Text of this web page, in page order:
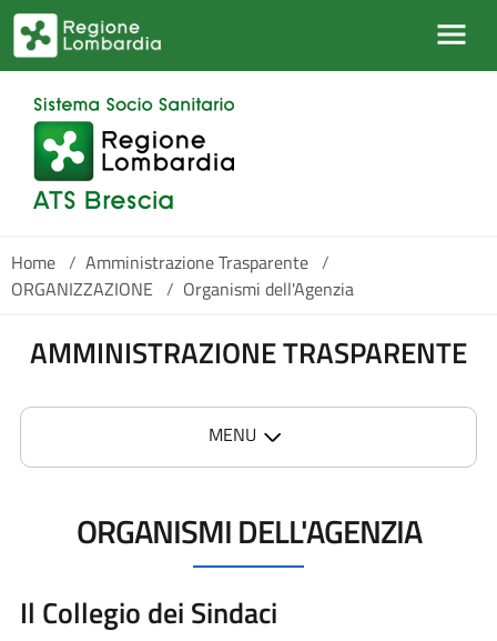
Salta al contenuto principale
Home / Amministrazione Trasparente /
ORGANIZZAZIONE / Organismi dell'Agenzia
AMMINISTRAZIONE TRASPARENTE
MENU
ORGANISMI DELL'AGENZIA
Il Collegio dei Sindaci